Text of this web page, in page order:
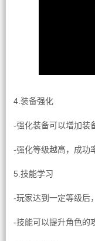
4.装备强化
-强化装备可以增加装
-强化等级越高，成功
5.技能学习
-玩家达到一定等级后
-技能可以提升角色的